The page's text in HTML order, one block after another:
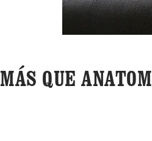
MÁS QUE